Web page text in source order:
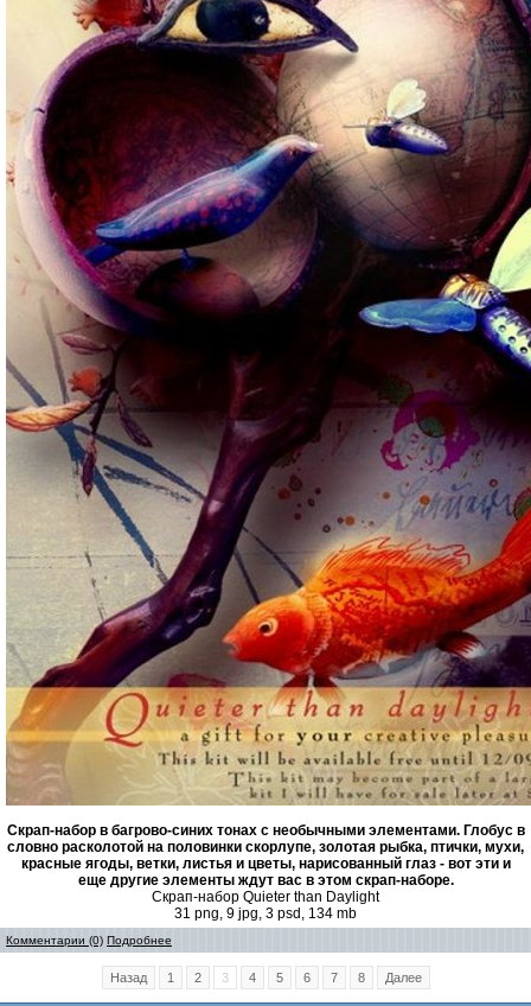
Скрап-набор в багрово-синих тонах с необычными элементами. Глобус в
словно расколотой на половинки скорлупе, золотая рыбка, птички, мухи,
красные ягоды, ветки, листья и цветы, нарисованный глаз - вот эти и
еще другие элементы ждут вас в этом скрап-наборе.
Скрап-набор Quieter than Daylight
31 png, 9 jpg, 3 psd, 134 mb
Комментарии (0) Подробнее
Назад 1 2 3 4 5 6 7 8 Далее